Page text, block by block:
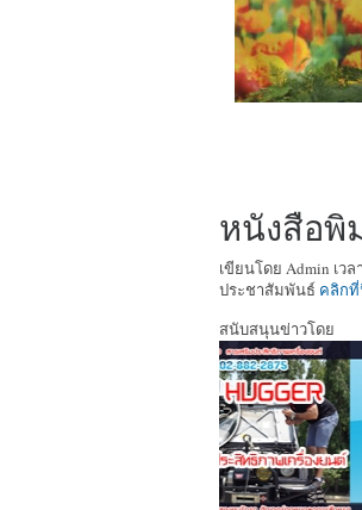
หนังสือพิ
เขียนโดย Admin เว
ประชาสัมพันธ์ คลิก
สนับสนุนข่าวโดย